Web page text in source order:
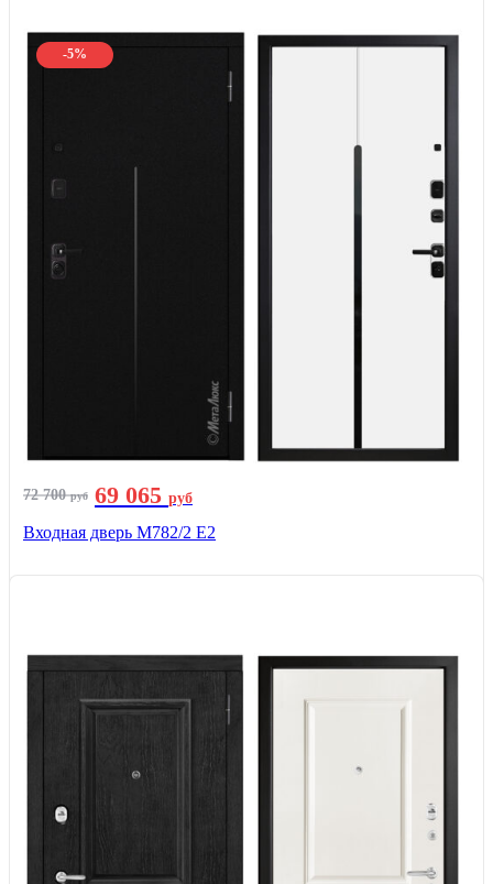
-5%
72 700руб 69 065 руб
Входная дверь М782/2 E2